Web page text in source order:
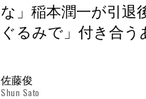
な」稲本潤一が引退
ぐるみで」付き合う
佐藤俊
Shun Sato